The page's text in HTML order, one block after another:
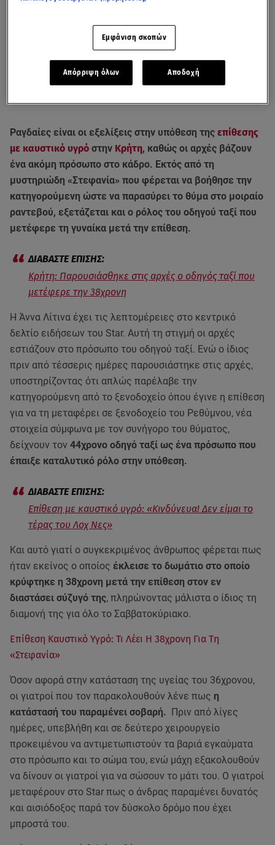
Ραγδαίες είναι οι εξελίξεις στην υπόθεση της επίθεσης
με καυστικό υγρό στην Κρήτη, καθώς οι αρχές βάζουν
ένα ακόμη πρόσωπο στο κάδρο. Εκτός από τη
μυστηριώδη «Στεφανία» που φέρεται να βοήθησε την
κατηγορούμενη ώστε να παρασύρει το θύμα στο μοιραίο
ραντεβού, εξετάζεται και ο ρόλος του οδηγού ταξί που
μετέφερε τη γυναίκα μετά την επίθεση.
Κρήτη: Παρουσιάσθηκε στις αρχές ο οδηγός ταξί που
μετέφερε την 38χρονη
Η Άννα Λίτινα έχει τις λεπτομέρειες στο κεντρικό
δελτίο ειδήσεων του Star. Aυτή τη στιγμή οι αρχές
εστιάζουν στο πρόσωπο του οδηγού ταξί. Ενώ ο ίδιος
πριν από τέσσερις ημέρες παρουσιάστηκε στις αρχές,
υποστηρίζοντας ότι απλώς παρέλαβε την
κατηγορούμενη από το ξενοδοχείο όπου έγινε η επίθεση
για να τη μεταφέρει σε ξενοδοχείο του Ρεθύμνου, νέα
στοιχεία σύμφωνα με τον συνήγορο του θύματος,
δείχνουν τον 44χρονο οδηγό ταξί ως ένα πρόσωπο που
έπαιξε καταλυτικό ρόλο στην υπόθεση.
Επίθεση με καυστικό υγρό: «Κινδύνευα! Δεν είμαι το
τέρας του Λοχ Νες»
Και αυτό γιατί ο συγκεκριμένος άνθρωπος φέρεται πως
ήταν εκείνος ο οποίος έκλεισε το δωμάτιο στο οποίο
κρύφτηκε η 38χρονη μετά την επίθεση στον εν
διαστάσει σύζυγό της, πληρώνοντας μάλιστα ο ίδιος τη
διαμονή της για όλο το Σαββατοκύριακο.
Επίθεση Καυστικό Υγρό: Τι Λέει Η 38χρονη Για Τη
«Στεφανία»
Όσον αφορά στην κατάσταση της υγείας του 36χρονου,
οι γιατροί που τον παρακολουθούν λένε πως η
κατάστασή του παραμένει σοβαρή. Πριν από λίγες
ημέρες, υπεβλήθη και σε δεύτερο χειρουργείο
προκειμένου να αντιμετωπιστούν τα βαριά εγκαύματα
στο πρόσωπο και το σώμα του, ενώ μάχη εξακολουθούν
να δίνουν οι γιατροί για να σώσουν το μάτι του. Ο γιατροί
μεταφέρουν στο Star πως ο άνδρας παραμένει δυνατός
και αισιόδοξος παρά τον δύσκολο δρόμο που έχει
μπροστά του.
Εμφάνιση σκοπών
Απόρριψη όλων Αποδοχή